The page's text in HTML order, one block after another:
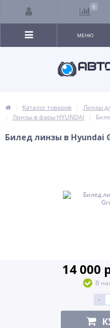
МЕНЮ
Каталог товаров Линзы
Линзы в фары HYUNDAI
Билед линзы в Hyundai
14 000
В
-
0